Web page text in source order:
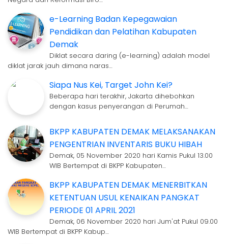
e-Learning Badan Kepegawaian
Pendidikan dan Pelatihan Kabupaten
Demak
Diklat secara daring (e-learning) adalah model
diklat jarak jauh dimana naras…
Siapa Nus Kei, Target John Kei?
Beberapa hari terakhir, Jakarta dihebohkan
dengan kasus penyerangan di Perumah…
BKPP KABUPATEN DEMAK MELAKSANAKAN
PENGENTRIAN INVENTARIS BUKU HIBAH
Demak, 05 November 2020 hari Kamis Pukul 13.00
WIB Bertempat di BKPP Kabupaten…
BKPP KABUPATEN DEMAK MENERBITKAN
KETENTUAN USUL KENAIKAN PANGKAT
PERIODE 01 APRIL 2021
Demak, 06 November 2020 hari Jum'at Pukul 09.00
WIB Bertempat di BKPP Kabup…